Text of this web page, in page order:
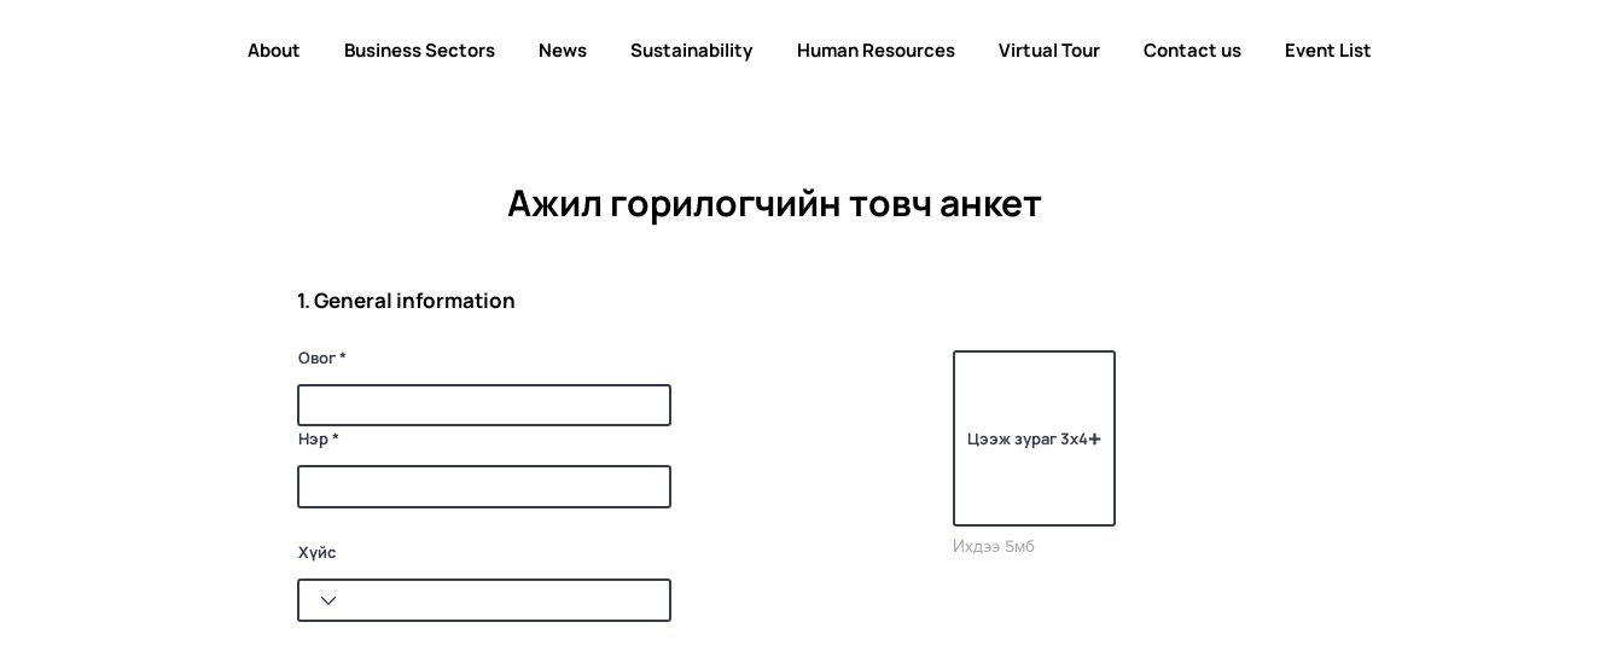
About Business Sectors News Sustainability Human Resources Virtual Tour Contact us Event List
Ажил горилогчийн товч анкет
1. General information
Овог
Нэр
Хүйс
Цээж зураг 3х4
Ихдээ 5мб